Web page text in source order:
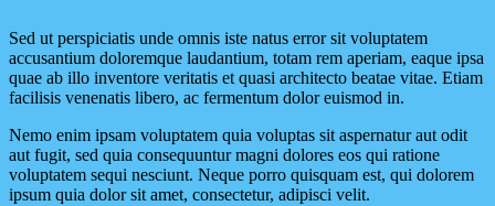
Sed ut perspiciatis unde omnis iste natus error sit voluptatem
accusantium doloremque laudantium, totam rem aperiam, eaque ipsa
quae ab illo inventore veritatis et quasi architecto beatae vitae. Etiam
facilisis venenatis libero, ac fermentum dolor euismod in.
Nemo enim ipsam voluptatem quia voluptas sit aspernatur aut odit
aut fugit, sed quia consequuntur magni dolores eos qui ratione
voluptatem sequi nesciunt. Neque porro quisquam est, qui dolorem
ipsum quia dolor sit amet, consectetur, adipisci velit.